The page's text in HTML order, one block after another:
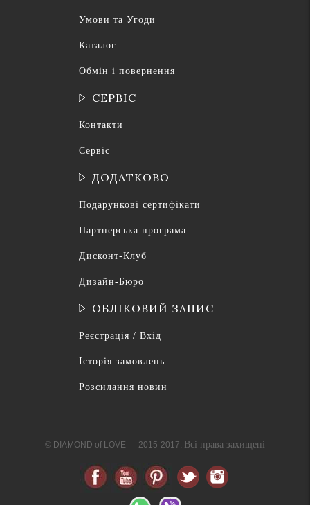
Умови та Угоди
Каталог
Обмін і повернення
СЕРВІС
Контакти
Сервіс
ДОДАТКОВО
Подарункові сертифікати
Партнерська програма
Дисконт-Клуб
Дизайн-Бюро
ОБЛІКОВИЙ ЗАПИС
Реєстрація / Вхід
Історія замовлень
Розсилання новин
© DIAMOND of LOVE — 2015-2017. Всі права захищені